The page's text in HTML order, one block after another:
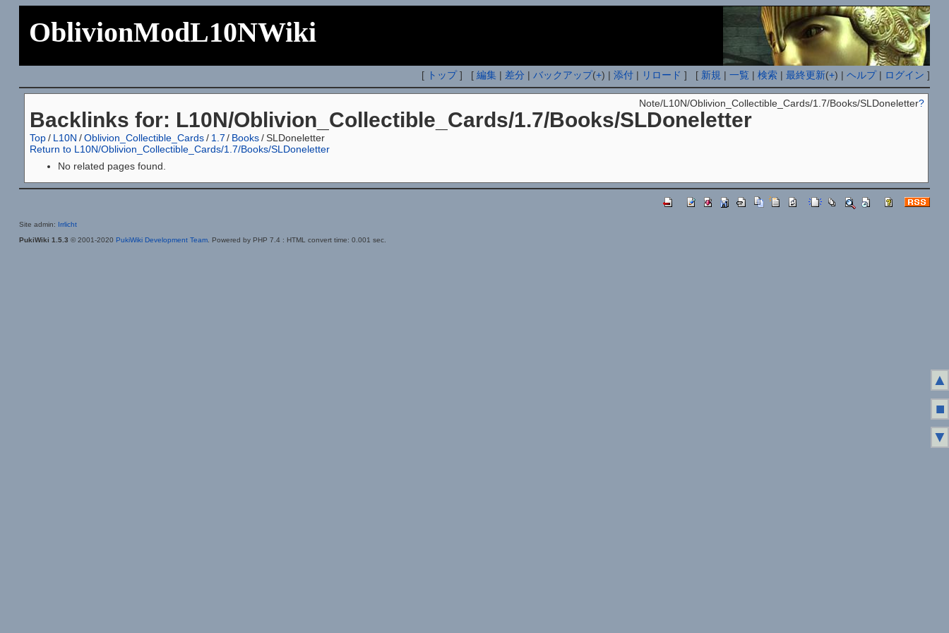
OblivionModL10NWiki
[ トップ] [編集 | 差分 |バックアップ(+) |添付 | リロード ] [ 新規 |一覧 |検索 |最終更新(+) |ヘルプ| ログイン ]
Backlinks for: L10N/Oblivion_Collectible_Cards/1.7/Books/SLDoneletter
Note/L10N/Oblivion_Collectible_Cards/1.7/Books/SLDoneletter?
Top/ L10N /Oblivion_Collectible_Cards / 1.7 / Books/SLDoneletter
Return to L10N/Oblivion_Collectible_Cards/1.7/Books/SLDoneletter
No related pages found.
Site admin: Irrlicht
PukiWiki 1.5.3 © 2001-2020 PukiWiki Development Team. Powered by PHP 7.4 : HTML convert time: 0.001 sec.
▲
■
▼